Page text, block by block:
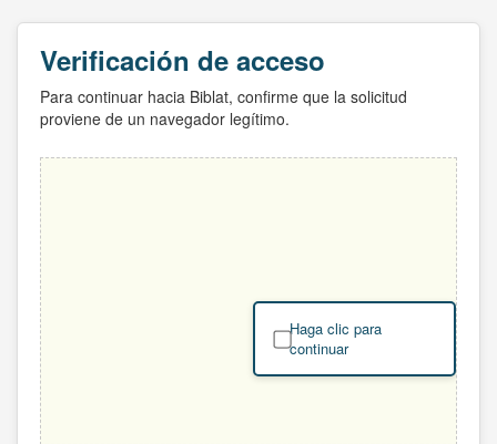
Verificación de acceso
Para continuar hacia Biblat, confirme que la solicitud
proviene de un navegador legítimo.
Haga clic para
continuar